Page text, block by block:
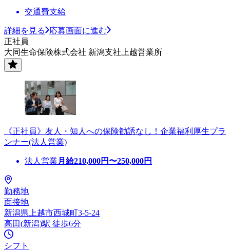
交通費支給
詳細を見る
応募画面に進む
正社員
大同生命保険株式会社 新潟支社上越営業所
《正社員》友人・知人への保険勧誘なし！企業福利厚生プラ
ンナー(法人営業)
法人営業 月給210,000円〜250,000円
勤務地
面接地
新潟県上越市西城町3-5-24
高田(新潟)駅 徒歩6分
シフト